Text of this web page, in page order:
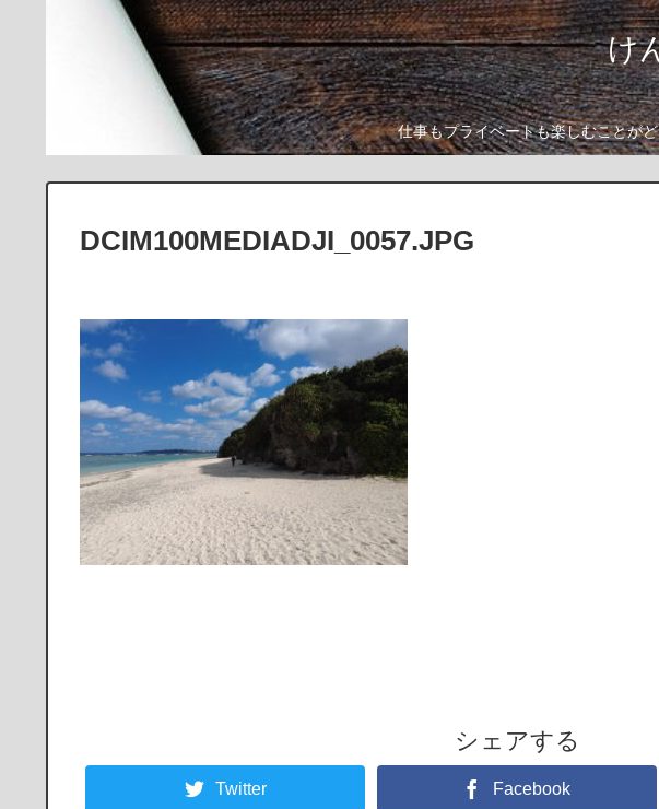
け
仕事もプライベートも楽しむことが
DCIM100MEDIADJI_0057.JPG
シェアする
Twitter Facebook